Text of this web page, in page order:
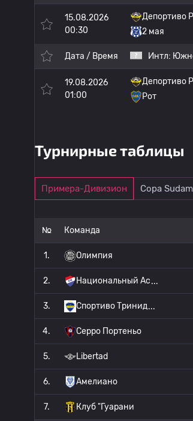
15.08.2026
00:30
Депортиво
2 мая
Дата / Время Интл:
19.08.2026
01:00
Депортиво
Рот
Турнирные таблицы
Примера-Дивизион Copa
№ Команда
1. Олимпия
2. Национальный Ас
3. Спортиво Тринид
4. Серро Портеньо
5. Libertad
6. Амелиано
7. Клуб "Гуарани